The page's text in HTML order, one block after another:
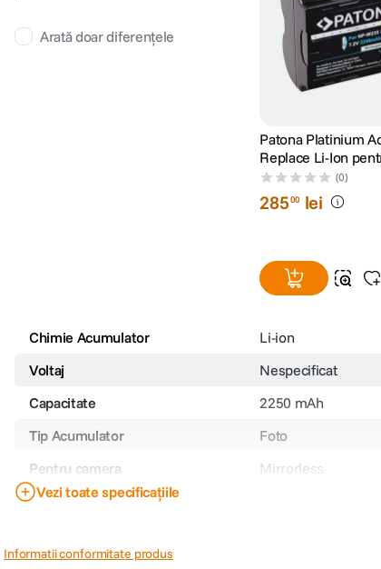
Arată doar diferențele
Patona Platinium
Replace Li-Ion
2250mAh 7.2V
(0)
28500 lei
Chimie Acumulator Li-ion
Voltaj
Nespecificat
Capacitate
2250 mAh
Tip Acumulator
Foto
Pentru camera
Mirrorless
Model incarcator
Vezi toate specificațiile
Informatii conformitate produs